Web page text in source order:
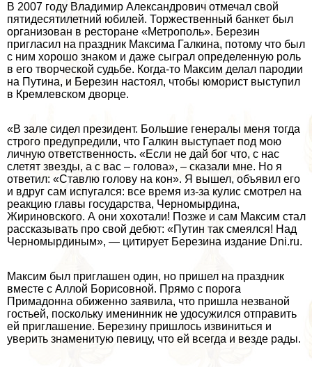
В 2007 году Владимир Александрович отмечал свой
пятидесятилетний юбилей. Торжественный банкет был
организован в ресторане «Метрополь». Березин
пригласил на праздник Максима Галкина, потому что был
с ним хорошо знаком и даже сыграл определенную роль
в его творческой судьбе. Когда-то Максим делал пародии
на Путина, и Березин настоял, чтобы юморист выступил
в Кремлевском дворце.
«В зале сидел президент. Большие генералы меня тогда
строго предупредили, что Галкин выступает под мою
личную ответственность. «Если не дай бог что, с нас
слетят звезды, а с вас – голова», – сказали мне. Но я
ответил: «Ставлю голову на кон». Я вышел, объявил его
и вдруг сам испугался: все время из-за кулис смотрел на
реакцию главы государства, Черномырдина,
Жириновского. А они хохотали! Позже и сам Максим стал
рассказывать про свой дебют: «Путин так смеялся! Над
Черномырдиным», — цитирует Березина издание Dni.ru.
Максим был приглашен один, но пришел на праздник
вместе с Аллой Борисовной. Прямо с порога
Примадонна обиженно заявила, что пришла незваной
гостьей, поскольку именинник не удосужился отправить
ей приглашение. Березину пришлось извиниться и
уверить знаменитую певицу, что ей всегда и везде рады.